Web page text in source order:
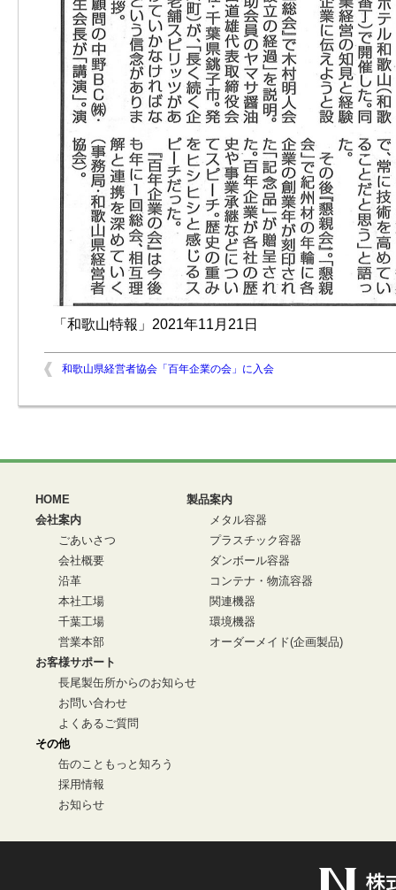
「和歌山特報」2021年11月21日
和歌山県経営者協会「百年企業の会」に入会
HOME
会社案内
ごあいさつ
会社概要
沿革
本社工場
千葉工場
営業本部
製品案内
メタル容器
プラスチック容器
ダンボール容器
コンテナ・物流容器
関連機器
環境機器
オーダーメイド(企画製品)
お客様サポート
長尾製缶所からのお知らせ
お問い合わせ
よくあるご質問
その他
缶のこともっと知ろう
採用情報
お知らせ